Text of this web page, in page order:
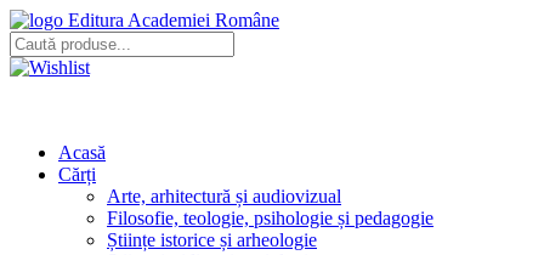
Editura Academiei Române
Acasă
Cărți
Arte, arhitectură și audiovizual
Filosofie, teologie, psihologie și pedagogie
Științe istorice și arheologie